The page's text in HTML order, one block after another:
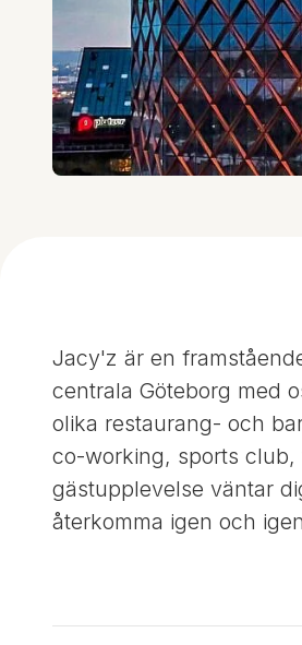
Jacy'z är en
centrala Göteborg med
olika restaurang- och
co-working, sports
gästupplevelse väntar
återkomma igen och